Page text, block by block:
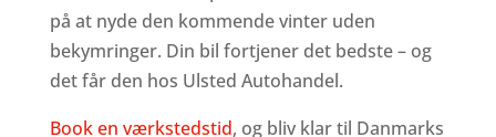
på at nyde den kommende vinter uden
bekymringer. Din bil fortjener det bedste – og
det får den hos Ulsted Autohandel.
Book en værkstedstid, og bliv klar til Danmarks